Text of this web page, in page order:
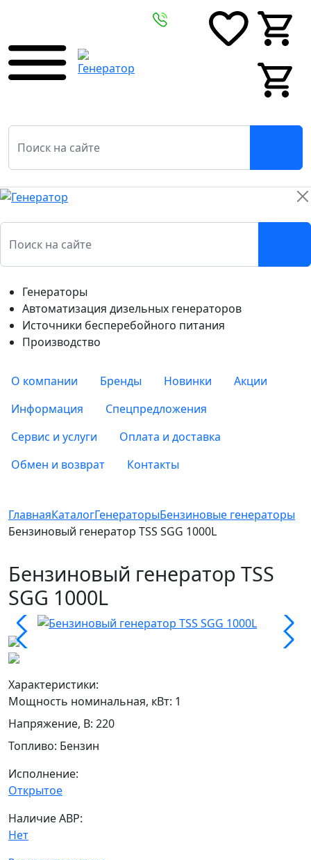
Генераторы
Автоматизация дизельных генераторов
Источники бесперебойного питания
Производство
О компании Бренды Новинки
Акции
Информация
Спецпредложения
Сервис и услуги
Оплата и доставка
Обмен и возврат
Контакты
ГлавнаяКаталогГенераторыБензиновые генераторы
Бензиновый генератор TSS SGG 1000L
Бензиновый генератор TSS
SGG 1000L
Характеристики:
Мощность номинальная, кВт: 1
Напряжение, В: 220
Топливо: Бензин
Исполнение:
Открытое
Наличие АВР:
Нет